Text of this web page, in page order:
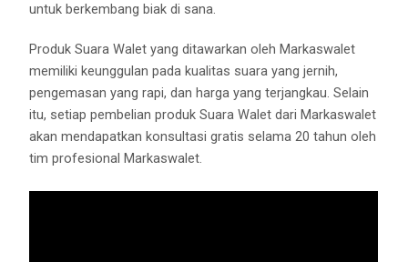
untuk berkembang biak di sana.
Produk Suara Walet yang ditawarkan oleh Markaswalet
memiliki keunggulan pada kualitas suara yang jernih,
pengemasan yang rapi, dan harga yang terjangkau. Selain
itu, setiap pembelian produk Suara Walet dari Markaswalet
akan mendapatkan konsultasi gratis selama 20 tahun oleh
tim profesional Markaswalet.